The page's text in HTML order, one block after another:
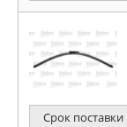
Срок поставки